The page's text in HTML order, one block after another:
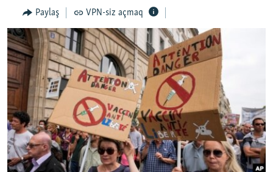
QANUNI DOĞRU
ARAŞDIRMA
MULTIMEDIA
VIDEO
FOTOQALEREYA
İNFOQRAFIKA
KARIKATURA
RADIO ARXIV
OXU ZALI
AZƏRBAYCAN ƏDƏBIYYATI KITABXANASI
İSLAM VƏ DEMOKRATIYA
İZ - MƏDƏNIYYƏT PROQRAMI
HAQQIMIZDA
MISSIYAMIZ
PEŞƏ ETIKASI VƏ JURNALISTIKA STANDARTLARIMIZ
MATERIALLARIMIZDAN ISTIFADƏ
BIZI IZLƏ
Paylaş VPN-siz açmaq